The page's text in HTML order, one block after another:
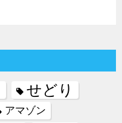
せどり
アマゾン